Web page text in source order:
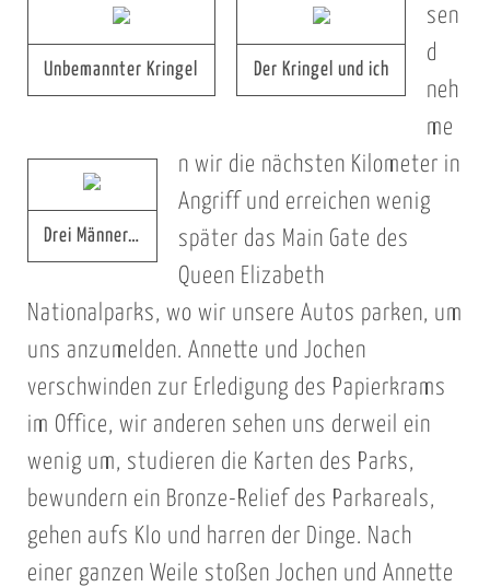
Unbemannter Kringel Der Kringel und ich
Drei Männer…
sen
d
neh
me
n wir die nächsten Kilometer in
Angriff und erreichen wenig
später das Main Gate des
Queen Elizabeth
Nationalparks, wo wir unsere Autos parken, um
uns anzumelden. Annette und Jochen
verschwinden zur Erledigung des Papierkrams
im Office, wir anderen sehen uns derweil ein
wenig um, studieren die Karten des Parks,
bewundern ein Bronze-Relief des Parkareals,
gehen aufs Klo und harren der Dinge. Nach
einer ganzen Weile stoßen Jochen und Annette